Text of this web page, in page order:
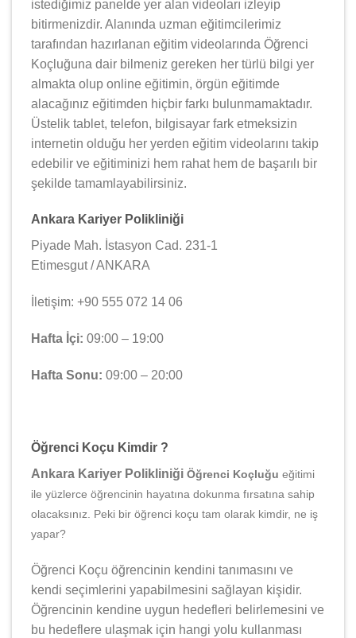
istediğimiz panelde yer alan videoları izleyip
bitirmenizdir. Alanında uzman eğitimcilerimiz
tarafından hazırlanan eğitim videolarında Öğrenci
Koçluğuna dair bilmeniz gereken her türlü bilgi yer
almakta olup online eğitimin, örgün eğitimde
alacağınız eğitimden hiçbir farkı bulunmamaktadır.
Üstelik tablet, telefon, bilgisayar fark etmeksizin
internetin olduğu her yerden eğitim videolarını takip
edebilir ve eğitiminizi hem rahat hem de başarılı bir
şekilde tamamlayabilirsiniz.
Ankara Kariyer Polikliniği
Piyade Mah. İstasyon Cad. 231-1
Etimesgut / ANKARA
İletişim: +90 555 072 14 06
Hafta İçi: 09:00 – 19:00
Hafta Sonu: 09:00 – 20:00
Öğrenci Koçu Kimdir ?
Ankara Kariyer Polikliniği Öğrenci Koçluğu eğitimi
ile yüzlerce öğrencinin hayatına dokunma fırsatına sahip
olacaksınız. Peki bir öğrenci koçu tam olarak kimdir, ne iş
yapar?
Öğrenci Koçu öğrencinin kendini tanımasını ve
kendi seçimlerini yapabilmesini sağlayan kişidir.
Öğrencinin kendine uygun hedefleri belirlemesini ve
bu hedeflere ulaşmak için hangi yolu kullanması